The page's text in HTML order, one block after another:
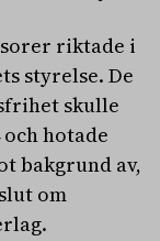
riktade i
styrelse. De
skulle
hotade
bakgrund av,
om